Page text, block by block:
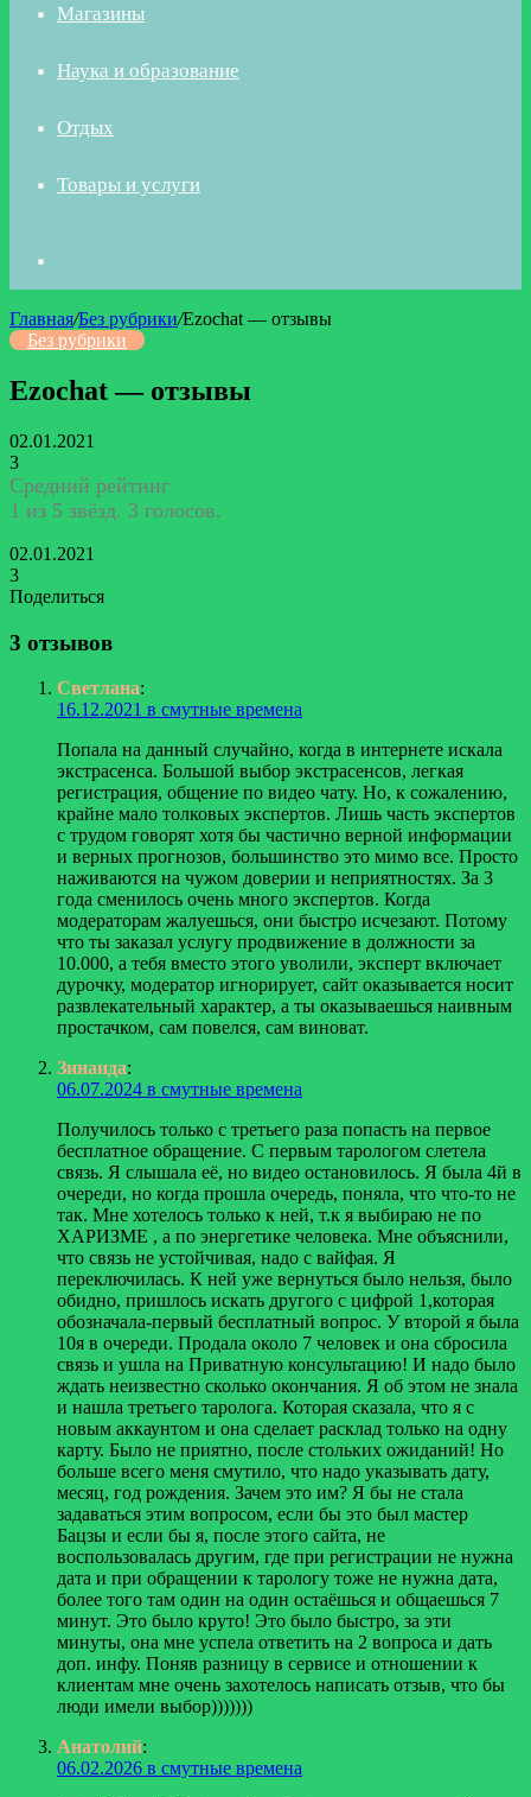
Магазины
Наука и образование
Отдых
Товары и услуги
Главная/Без рубрики/Ezochat — отзывы
Без рубрики
Ezochat — отзывы
02.01.2021
3
Средний рейтинг
1 из 5 звёзд. 3 голосов.
02.01.2021
3
Поделиться
через
почту
3 отзывов
Светлана:
16.12.2021 в смутные времена
Попала на данный случайно, когда в интернете искала
экстрасенса. Большой выбор экстрасенсов, легкая
регистрация, общение по видео чату. Но, к сожалению,
крайне мало толковых экспертов. Лишь часть экспертов
с трудом говорят хотя бы частично верной информации
и верных прогнозов, большинство это мимо все. Просто
наживаются на чужом доверии и неприятностях. За 3
года сменилось очень много экспертов. Когда
модераторам жалуешься, они быстро исчезают. Потому
что ты заказал услугу продвижение в должности за
10.000, а тебя вместо этого уволили, эксперт включает
дурочку, модератор игнорирует, сайт оказывается носит
развлекательный характер, а ты оказываешься наивным
простачком, сам повелся, сам виноват.
Зинаида:
06.07.2024 в смутные времена
Получилось только с третьего раза попасть на первое
бесплатное обращение. С первым тарологом слетела
связь. Я слышала её, но видео остановилось. Я была 4й в
очереди, но когда прошла очередь, поняла, что что-то не
так. Мне хотелось только к ней, т.к я выбираю не по
ХАРИЗМЕ , а по энергетике человека. Мне объяснили,
что связь не устойчивая, надо с вайфая. Я
переключилась. К ней уже вернуться было нельзя, было
обидно, пришлось искать другого с цифрой 1,которая
обозначала-первый бесплатный вопрос. У второй я была
10я в очереди. Продала около 7 человек и она сбросила
связь и ушла на Приватную консультацию! И надо было
ждать неизвестно сколько окончания. Я об этом не знала
и нашла третьего таролога. Которая сказала, что я с
новым аккаунтом и она сделает расклад только на одну
карту. Было не приятно, после стольких ожиданий! Но
больше всего меня смутило, что надо указывать дату,
месяц, год рождения. Зачем это им? Я бы не стала
задаваться этим вопросом, если бы это был мастер
Бацзы и если бы я, после этого сайта, не
воспользовалась другим, где при регистрации не нужна
дата и при обращении к тарологу тоже не нужна дата,
более того там один на один остаёшься и общаешься 7
минут. Это было круто! Это было быстро, за эти
минуты, она мне успела ответить на 2 вопроса и дать
доп. инфу. Поняв разницу в сервисе и отношении к
клиентам мне очень захотелось написать отзыв, что бы
люди имели выбор)))))))
Анатолий:
06.02.2026 в смутные времена